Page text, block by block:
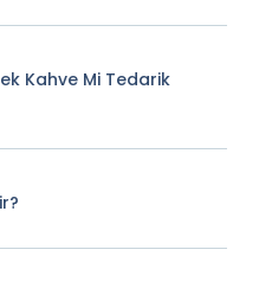
Kahve Mi Tedarik